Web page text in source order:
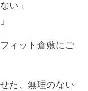
い」
ィット倉敷にご
た、無理のない